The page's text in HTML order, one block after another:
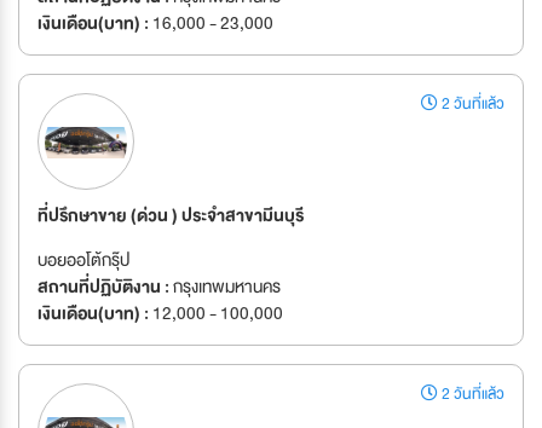
เงินเดือน(บาท) : 16,000 - 23,000
2 วันที่แล้ว
ที่ปรึกษาขาย (ด่วน ) ประจำสาขามีนบุรี
บอยออโต้กรุ๊ป
สถานที่ปฏิบัติงาน :กรุงเทพมหานคร
เงินเดือน(บาท) : 12,000 - 100,000
2 วันที่แล้ว